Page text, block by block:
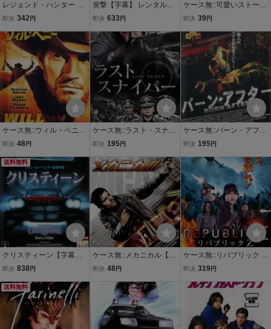
レジェンド・ハンター ハ
リウッドの秘宝【字幕】
即決 342 円
突撃【字幕】 レンタル落
ち 中古 DVD ケース無
即決 633 円
ケース無::可愛いストーカ
ー【字幕】 レンタル落ち
即決 39円
ケース無::ウィル・ペニー
【字幕】 レンタル落ち 中
即決 48円
ケース無::ラスト・スナイ
パー【字幕】 レンタル落
即決 195円
ケース無::バーン・アフタ
ー【字幕】 レンタル落ち
即決 195円
送料無料
クリスティーン【字幕】
レンタル落ち 中古 DVD
即決 838円
ケース無::メカニカル【字
幕】 レンタル落ち 中古 D
即決 48円
ケース無::リパブリック Z
【字幕】 レンタル落ち 中
即決 319円
送料無料